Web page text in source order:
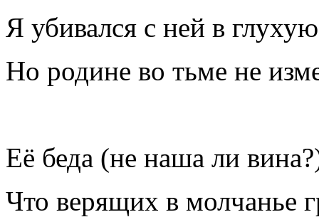
Я убивался с ней в
Но родине во тьме не
Её беда (не наша ли
Что верящих в молчанье